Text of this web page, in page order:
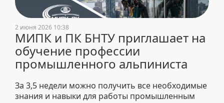
2 июня 2026 10:38
МИПК и ПК БНТУ приглашает на
обучение профессии
промышленного альпиниста
За 3,5 недели можно получить все необходимые
знания и навыки для работы промышленным